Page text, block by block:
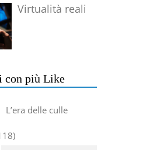
Virtualità reali
con più Like
L’era delle culle